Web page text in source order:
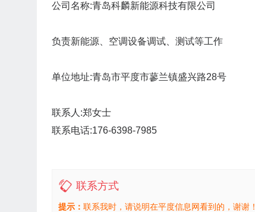
公司名称:青岛科麟新能源科技有限公司
负责新能源、空调设备调试、测试等工作
单位地址:青岛市平度市蓼兰镇盛兴路28号
联系人:郑女士
联系电话:176-6398-7985
联系方式
提示： 联系我时，请说明在平度信息网看到的，谢谢！